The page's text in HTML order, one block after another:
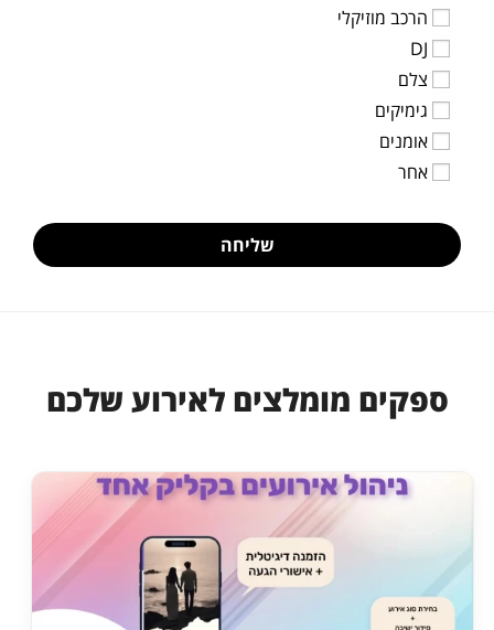
הרכב מוזיקלי
DJ
צלם
גימיקים
אומנים
אחר
שליחה
ספקים מומלצים לאירוע שלכם